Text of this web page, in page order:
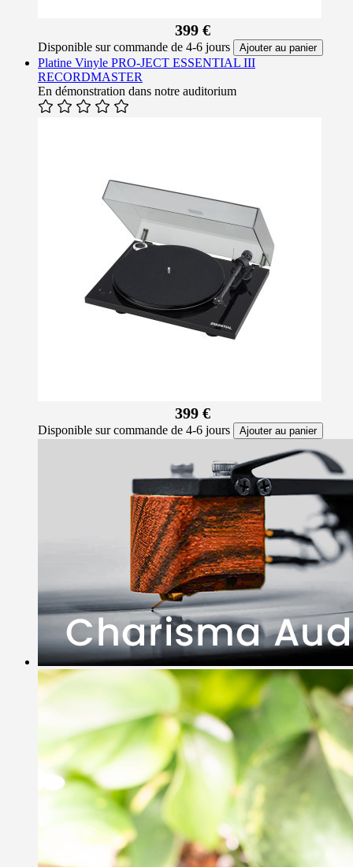
399 €
Disponible sur commande de 4-6 jours Ajouter au panier
Platine Vinyle PRO-JECT ESSENTIAL III
RECORDMASTER
En démonstration dans notre auditorium
399 €
Disponible sur commande de 4-6 jours Ajouter au panier